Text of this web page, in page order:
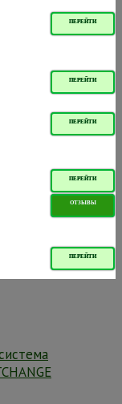
ПЕРЕЙТИ
ПЕРЕЙТИ
ПЕРЕЙТИ
ПЕРЕЙТИ
ОТЗЫВЫ
ПЕРЕЙТИ